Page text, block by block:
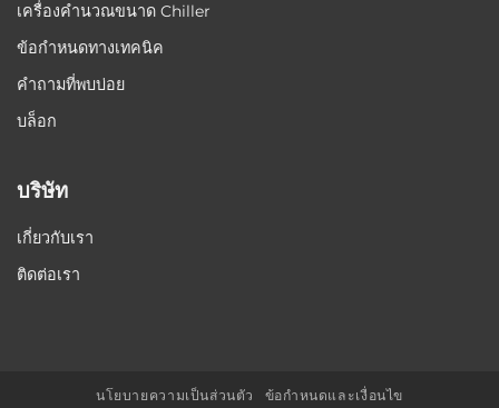
เครื่องคำนวณขนาด Chiller
ข้อกำหนดทางเทคนิค
คำถามที่พบบ่อย
บล็อก
บริษัท
เกี่ยวกับเรา
ติดต่อเรา
นโยบายความเป็นส่วนตัว ข้อกำหนดและเงื่อนไข